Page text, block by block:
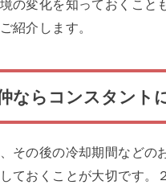
の変化を知っておくこ
紹介します。
ならコンスタント
その後の冷却期間など
ておくことが大切です。